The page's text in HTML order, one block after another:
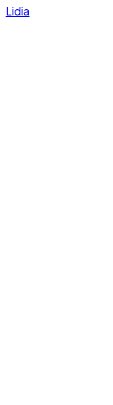
Lidia